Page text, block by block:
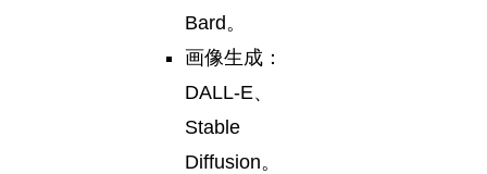
Bard。
画像生成：
DALL-E、
Stable
Diffusion。